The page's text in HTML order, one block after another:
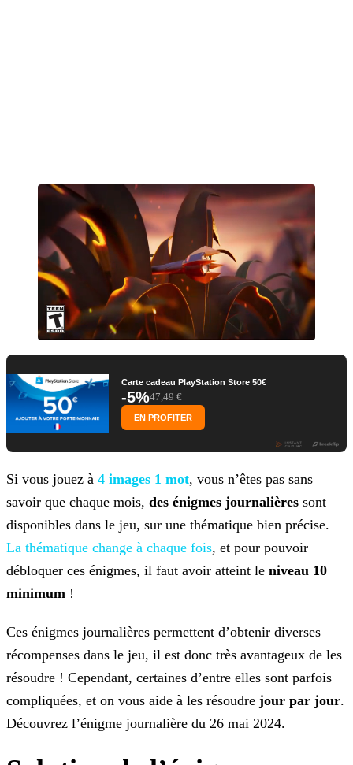
Carte cadeau PlayStation Store 50€
-5%47,49 €
EN PROFITER
Si vous jouez à 4 images 1 mot, vous n’êtes pas sans
savoir que chaque mois, des énigmes journalières sont
disponibles dans le jeu, sur une thématique bien précise.
La thématique change à chaque fois, et pour pouvoir
débloquer ces énigmes, il faut avoir atteint le niveau 10
minimum !
Ces énigmes journalières permettent d’obtenir diverses
récompenses dans le jeu, il est donc très avantageux de les
résoudre ! Cependant, certaines d’entre elles sont parfois
compliquées, et on vous aide à les résoudre jour par jour.
Découvrez l’énigme journalière du 26 mai 2024.